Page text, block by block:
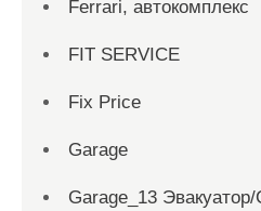
Ferrari, автокомплекс
FIT SERVICE
Fix Price
Garage
Garage_13